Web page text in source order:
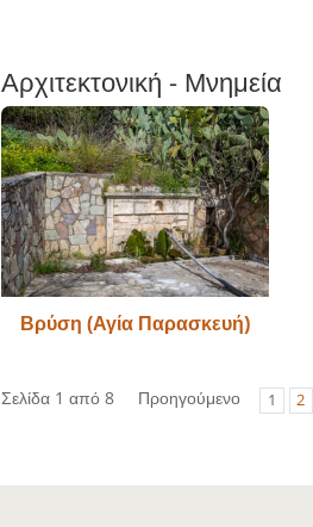
Αρχιτεκτονική - Μνημεία
Βρύση (Αγία Παρασκευή)
Σελίδα 1 από 8 Προηγούμενο 1 2